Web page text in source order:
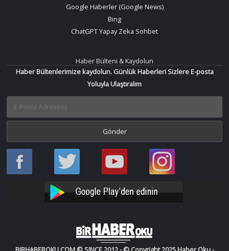
Google Haberler (Google News)
Bing
ChatGPT Yapay Zeka Sohbet
Haber Bülteni & Kaydolun
Haber Bültenlerimize kaydolun. Günlük Haberleri Sizlere E-posta
Yoluyla Ulaştıralım
Haber
Oku
Haber
Oku
Bir
Haber
YouTube
Bir
Haber
Instagram